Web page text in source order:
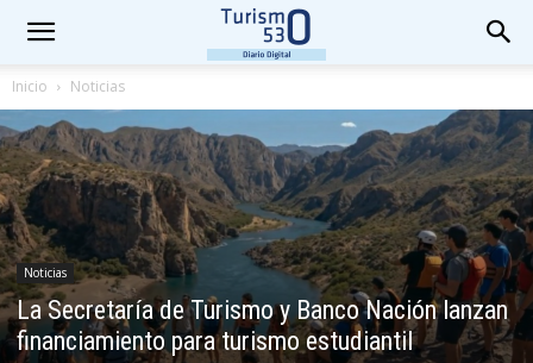
Inicio Noticias
Noticias
La Secretaría de Turismo y Banco Nación lanzan
financiamiento para turismo estudiantil